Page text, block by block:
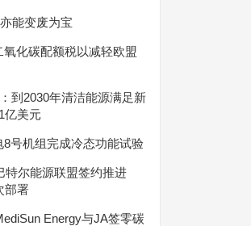
能变废为宝
氧化碳配额税以减轻欧盟
到2030年清洁能源满足新
亿美元
8号机组完成冷态功能试验
特尔能源联盟签约推进
部署
Energy与JA签零碳